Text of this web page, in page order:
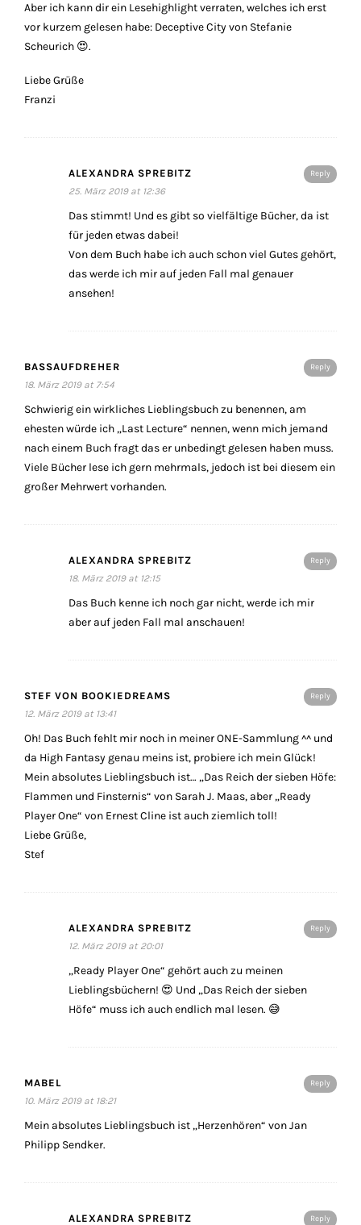
Aber ich kann dir ein Lesehighlight verraten, welches ich erst
vor kurzem gelesen habe: Deceptive City von Stefanie
Scheurich 😍.
Liebe Grüße
Franzi
Reply
ALEXANDRA SPREBITZ
25. März 2019 at 12:36
Das stimmt! Und es gibt so vielfältige Bücher, da ist
für jeden etwas dabei!
Von dem Buch habe ich auch schon viel Gutes gehört,
das werde ich mir auf jeden Fall mal genauer
ansehen!
Reply
BASSAUFDREHER
18. März 2019 at 7:54
Schwierig ein wirkliches Lieblingsbuch zu benennen, am
ehesten würde ich „Last Lecture“ nennen, wenn mich jemand
nach einem Buch fragt das er unbedingt gelesen haben muss.
Viele Bücher lese ich gern mehrmals, jedoch ist bei diesem ein
großer Mehrwert vorhanden.
Reply
ALEXANDRA SPREBITZ
18. März 2019 at 12:15
Das Buch kenne ich noch gar nicht, werde ich mir
aber auf jeden Fall mal anschauen!
Reply
STEF VON BOOKIEDREAMS
12. März 2019 at 13:41
Oh! Das Buch fehlt mir noch in meiner ONE-Sammlung ^^ und
da High Fantasy genau meins ist, probiere ich mein Glück!
Mein absolutes Lieblingsbuch ist… „Das Reich der sieben Höfe:
Flammen und Finsternis“ von Sarah J. Maas, aber „Ready
Player One“ von Ernest Cline ist auch ziemlich toll!
Liebe Grüße,
Stef
Reply
ALEXANDRA SPREBITZ
12. März 2019 at 20:01
„Ready Player One“ gehört auch zu meinen
Lieblingsbüchern! 😍 Und „Das Reich der sieben
Höfe“ muss ich auch endlich mal lesen. 😅
Reply
MABEL
10. März 2019 at 18:21
Mein absolutes Lieblingsbuch ist „Herzenhören“ von Jan
Philipp Sendker.
Reply
ALEXANDRA SPREBITZ